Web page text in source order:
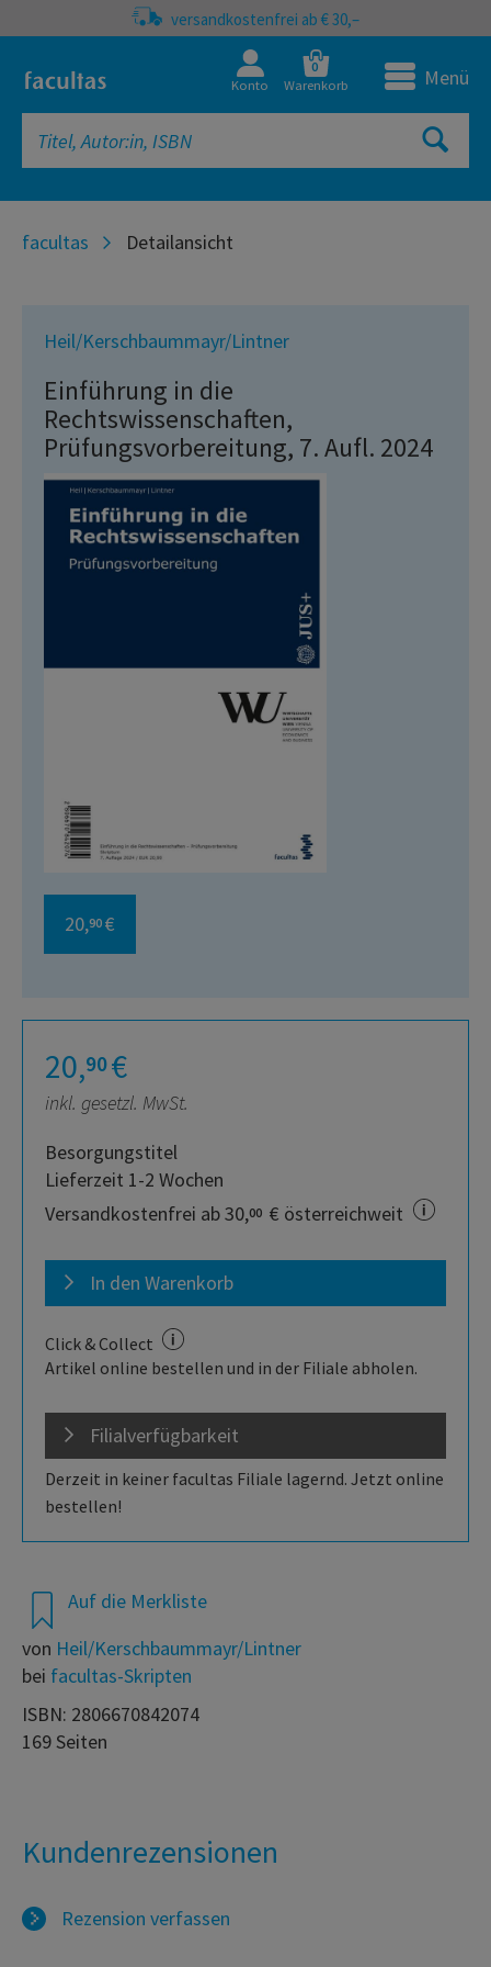
versandkostenfrei ab € 30,–
Konto
0
Warenkorb Menü
facultas Detailansicht
Heil/Kerschbaummayr/Lintner
Einführung in die
Rechtswissenschaften,
Prüfungsvorbereitung, 7. Aufl. 2024
20,90 €
20,90€
inkl. gesetzl. MwSt.
Besorgungstitel
Lieferzeit 1-2 Wochen
Versandkostenfrei ab 30,00 € österreichweit
In den Warenkorb
Click & Collect
Artikel online bestellen und in der Filiale abholen.
Filialverfügbarkeit
Derzeit in keiner facultas Filiale lagernd. Jetzt online
bestellen!
Auf die Merkliste
von Heil/Kerschbaummayr/Lintner
bei facultas-Skripten
ISBN: 2806670842074
169 Seiten
Kundenrezensionen
Rezension verfassen